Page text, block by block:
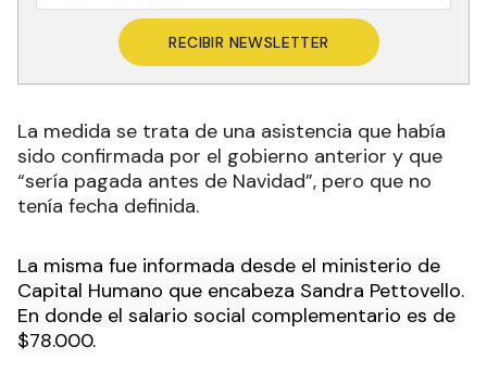
RECIBIR NEWSLETTER
La medida se trata de una asistencia que había
sido confirmada por el gobierno anterior y que
“sería pagada antes de Navidad”, pero que no
tenía fecha definida.
La misma fue informada desde el ministerio de
Capital Humano que encabeza Sandra Pettovello.
En donde el salario social complementario es de
$78.000.